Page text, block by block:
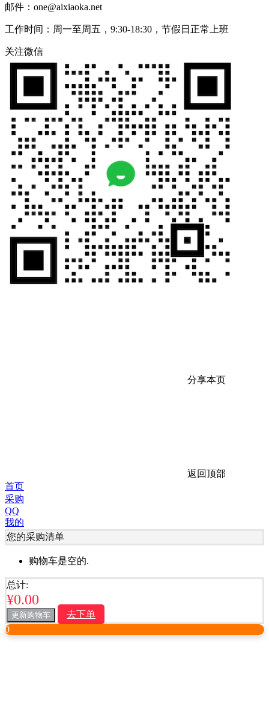
邮件：one@aixiaoka.net
工作时间：周一至周五，9:30-18:30，节假日正常上班
关注微信
分享本页
返回顶部
首页
采购
QQ
我的
您的采购清单
购物车是空的.
总计:
¥0.00
更新购物车
去下单
0